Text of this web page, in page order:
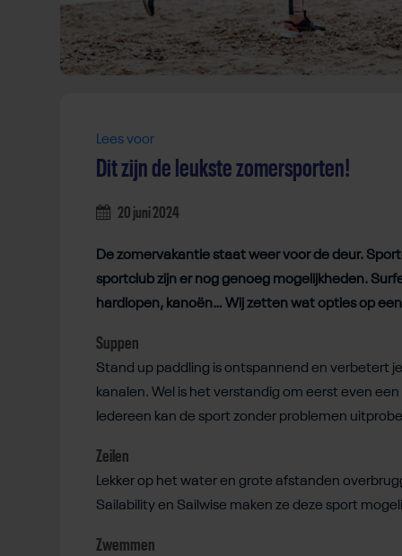
Lees voor
Dit zijn de leukste zomersporten!
20 juni 2024
De zomervakantie staat weer voor de deur.
sportclub zijn er nog genoeg mogelijkheden.
hardlopen, kanoën… Wij zetten wat opties op
Suppen
Stand up paddling is ontspannend en verbetert
kanalen. Wel is het verstandig om eerst even
Iedereen kan de sport zonder problemen
Zeilen
Lekker op het water en grote afstanden
Sailability en Sailwise maken ze deze sport
Zwemmen